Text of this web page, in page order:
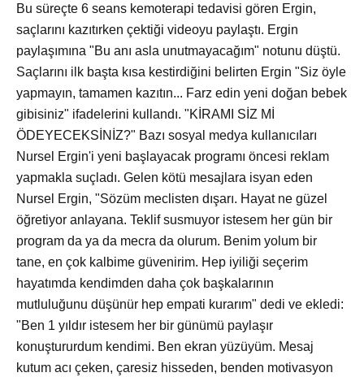
Bu süreçte 6 seans kemoterapi tedavisi gören Ergin,
saçlarını kazıtırken çektiği videoyu paylaştı. Ergin
paylaşımına "Bu anı asla unutmayacağım" notunu düştü.
Saçlarını ilk başta kısa kestirdiğini belirten Ergin "Siz öyle
yapmayın, tamamen kazıtın... Farz edin yeni doğan bebek
gibisiniz" ifadelerini kullandı. "KİRAMI SİZ Mİ
ÖDEYECEKSİNİZ?" Bazı sosyal medya kullanıcıları
Nursel Ergin'i yeni başlayacak programı öncesi reklam
yapmakla suçladı. Gelen kötü mesajlara isyan eden
Nursel Ergin, "Sözüm meclisten dışarı. Hayat ne güzel
öğretiyor anlayana. Teklif susmuyor istesem her gün bir
program da ya da mecra da olurum. Benim yolum bir
tane, en çok kalbime güvenirim. Hep iyiliği seçerim
hayatımda kendimden daha çok başkalarının
mutluluğunu düşünür hep empati kurarım" dedi ve ekledi:
"Ben 1 yıldır istesem her bir günümü paylaşır
konuştururdum kendimi. Ben ekran yüzüyüm. Mesaj
kutum acı çeken, çaresiz hisseden, benden motivasyon